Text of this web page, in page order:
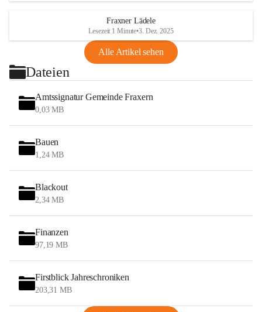
Fraxner Lädele
Lesezeit 1 Minute•3. Dez. 2025
Alle Artikel sehen
Dateien
Amtssignatur Gemeinde Fraxern
0,03 MB
Bauen
1,24 MB
Blackout
2,34 MB
Finanzen
97,19 MB
Firstblick Jahreschroniken
203,31 MB